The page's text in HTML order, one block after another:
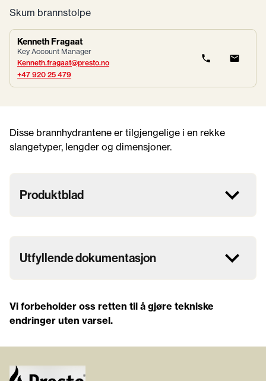
Skum brannstolpe
Kenneth Fragaat
Key Account Manager
Kenneth.fragaat@presto.no
+47 920 25 479
Disse brannhydrantene er tilgjengelige i en rekke
slangetyper, lengder og dimensjoner.
Produktblad
Utfyllende dokumentasjon
Vi forbeholder oss retten til å gjøre tekniske
endringer uten varsel.